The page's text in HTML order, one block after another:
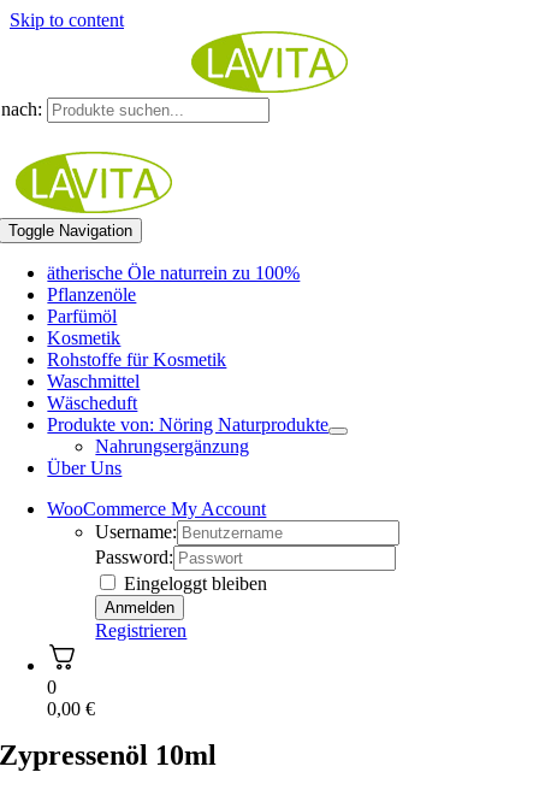
Skip to content
Toggle Navigation
ätherische Öle naturrein zu 100%
Pflanzenöle
Parfümöl
Kosmetik
Rohstoffe für Kosmetik
Waschmittel
Wäscheduft
Produkte von: Nöring Naturprodukte
Nahrungsergänzung
Über Uns
WooCommerce My Account
Username:
Password:
Eingeloggt bleiben
Registrieren
0
0,00€
Zypressenöl 10ml